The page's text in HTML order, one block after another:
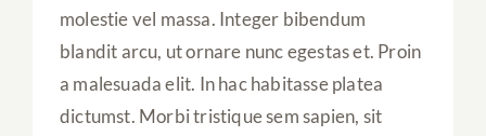
molestie vel massa. Integer bibendum
blandit arcu, ut ornare nunc egestas et. Proin
a malesuada elit. In hac habitasse platea
dictumst. Morbi tristique sem sapien, sit